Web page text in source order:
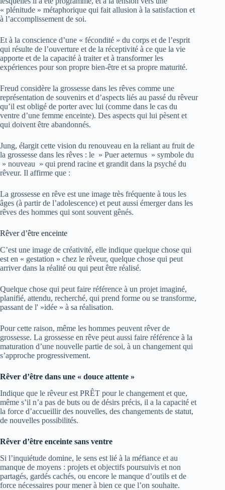
« plénitude » métaphorique qui fait allusion à la satisfaction et
à l’accomplissement de soi.
Et à la conscience d’une « fécondité » du corps et de l’esprit
qui résulte de l’ouverture et de la réceptivité à ce que la vie
apporte et de la capacité à traiter et à transformer les
expériences pour son propre bien-être et sa propre maturité.
Freud considère la grossesse dans les rêves comme une
représentation de souvenirs et d’aspects liés au passé du rêveur
qu’il est obligé de porter avec lui (comme dans le cas du
ventre d’une femme enceinte). Des aspects qui lui pèsent et
qui doivent être abandonnés.
Jung, élargit cette vision du renouveau en la reliant au fruit de
la grossesse dans les rêves : le » Puer aeternus » symbole du
» nouveau » qui prend racine et grandit dans la psyché du
rêveur. Il affirme que :
La grossesse en rêve est une image très fréquente à tous les
âges (à partir de l’adolescence) et peut aussi émerger dans les
rêves des hommes qui sont souvent gênés.
Rêver d’être enceinte
C’est une image de créativité, elle indique quelque chose qui
est en « gestation » chez le rêveur, quelque chose qui peut
arriver dans la réalité ou qui peut être réalisé.
Quelque chose qui peut faire référence à un projet imaginé,
planifié, attendu, recherché, qui prend forme ou se transforme,
passant de l' »idée » à sa réalisation.
Pour cette raison, même les hommes peuvent rêver de
grossesse. La grossesse en rêve peut aussi faire référence à la
maturation d’une nouvelle partie de soi, à un changement qui
s’approche progressivement.
Rêver d’être dans une « douce attente »
Indique que le rêveur est PRÊT pour le changement et que,
même s’il n’a pas de buts ou de désirs précis, il a la capacité et
la force d’accueillir des nouvelles, des changements de statut,
de nouvelles possibilités.
Rêver d’être enceinte sans ventre
Si l’inquiétude domine, le sens est lié à la méfiance et au
manque de moyens : projets et objectifs poursuivis et non
partagés, gardés cachés, ou encore le manque d’outils et de
force nécessaires pour mener à bien ce que l’on souhaite.